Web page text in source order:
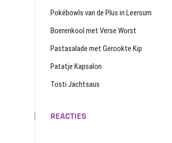
Pokébowls van de Plus in Leersum
Boerenkool met Verse Worst
Pastasalade met Gerookte Kip
Patatje Kapsalon
Tosti Jachtsaus
REACTIES